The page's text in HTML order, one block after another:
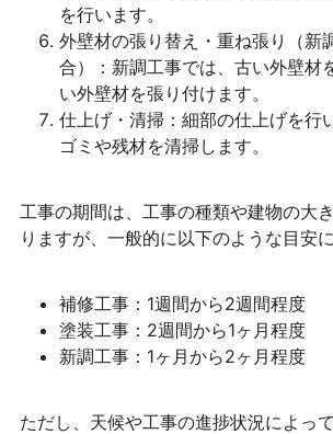
を行います。
外壁材の張り替え・重ね張り（新
合）：新調工事では、古い外壁材
い外壁材を張り付けます。
仕上げ・清掃：細部の仕上げを行
ゴミや残材を清掃します。
工事の期間は、工事の種類や建物の大
りますが、一般的に以下のような目安に
補修工事：1週間から2週間程度
塗装工事：2週間から1ヶ月程度
新調工事：1ヶ月から2ヶ月程度
ただし、天候や工事の進捗状況によっ